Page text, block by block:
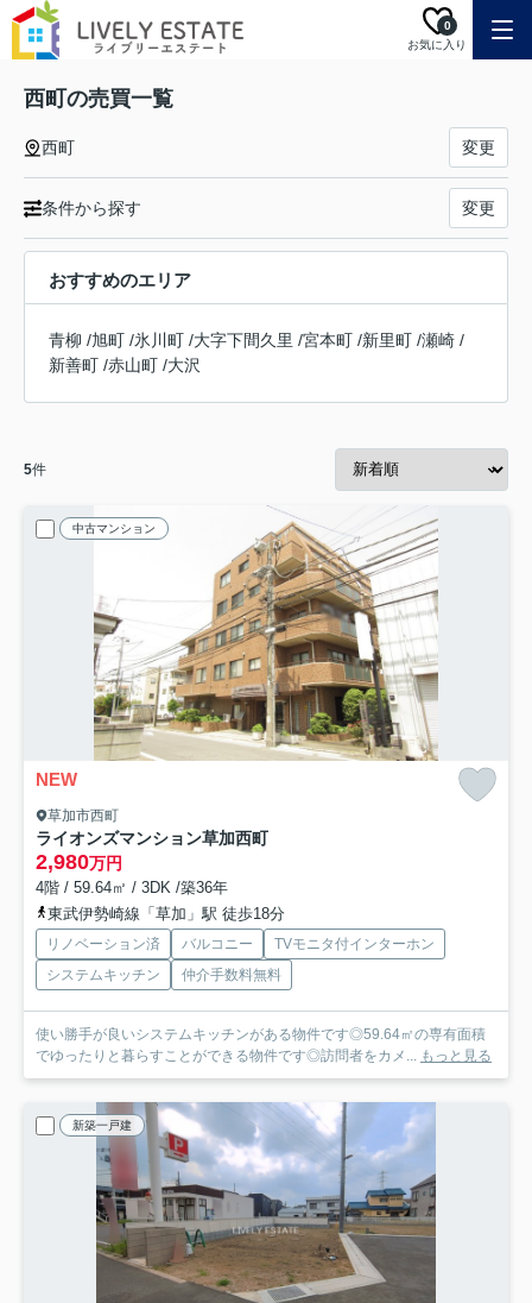
お気に入り
0
西町の売買一覧
西町 変更
条件から探す 変更
おすすめのエリア
青柳 /旭町 /氷川町 /大字下間久里 /宮本町 /新里町 /瀬崎 /
新善町 /赤山町 /大沢
5件
中古マンション
NEW
草加市西町
ライオンズマンション草加西町
2,980万円
4階 / 59.64㎡ / 3DK /築36年
東武伊勢崎線「草加」駅 徒歩18分
リノベーション済 バルコニー
TVモニタ付インターホン
システムキッチン
仲介手数料無料
使い勝手が良いシステムキッチンがある物件です◎59.64㎡の専有面積
でゆったりと暮らすことができる物件です◎訪問者をカメ... もっと見る
新築一戸建